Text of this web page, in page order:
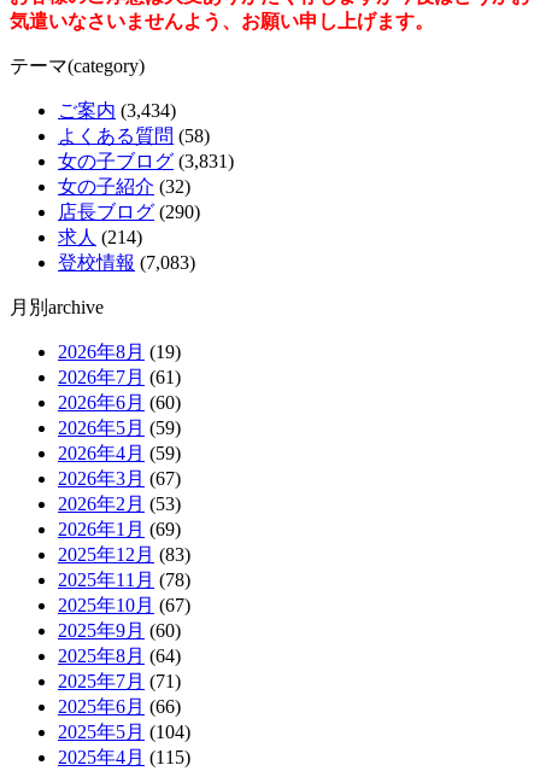
気遣いなさいませんよう、お願い申し上げます。
テーマ(category)
ご案内 (3,434)
よくある質問 (58)
女の子ブログ (3,831)
女の子紹介 (32)
店長ブログ (290)
求人 (214)
登校情報 (7,083)
月別archive
2026年8月 (19)
2026年7月 (61)
2026年6月 (60)
2026年5月 (59)
2026年4月 (59)
2026年3月 (67)
2026年2月 (53)
2026年1月 (69)
2025年12月 (83)
2025年11月 (78)
2025年10月 (67)
2025年9月 (60)
2025年8月 (64)
2025年7月 (71)
2025年6月 (66)
2025年5月 (104)
2025年4月 (115)